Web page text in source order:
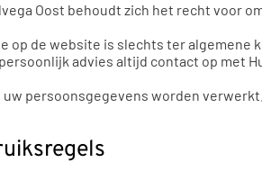
Oost behoudt zich het recht voor
op de website is slechts ter algemene
advies altijd contact op met
persoonsgegevens worden